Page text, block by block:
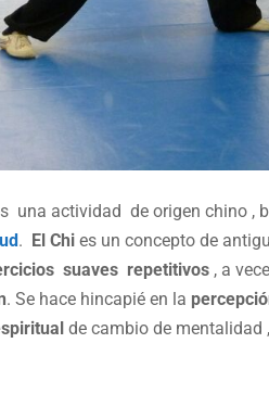
una actividad de origen chino ,
. El Chi es un concepto de
suaves repetitivos , a
. Se hace hincapié en la
de cambio de mentalidad